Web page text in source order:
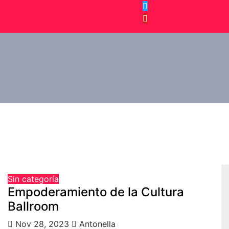
Sin categoría
Empoderamiento de la Cultura
Ballroom
Nov 28, 2023
Antonella